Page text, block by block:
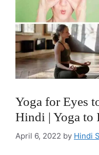
Yoga for Eyes
Hindi | Yoga to
April 6, 2022 by Hindi